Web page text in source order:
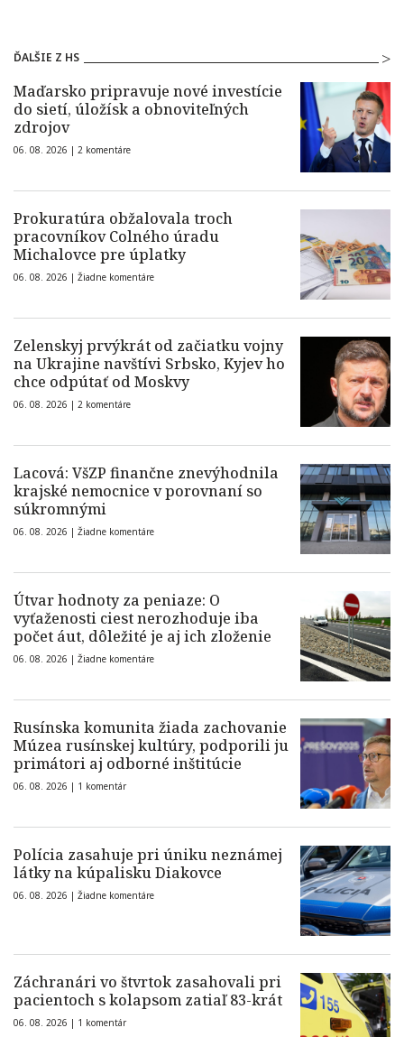
ĎALŠIE Z HS
Maďarsko pripravuje nové investície
do sietí, úložísk a obnoviteľných
zdrojov
06. 08. 2026 | 2 komentáre
Prokuratúra obžalovala troch
pracovníkov Colného úradu
Michalovce pre úplatky
06. 08. 2026 | Žiadne komentáre
Zelenskyj prvýkrát od začiatku vojny
na Ukrajine navštívi Srbsko, Kyjev ho
chce odpútať od Moskvy
06. 08. 2026 | 2 komentáre
Lacová: VšZP finančne znevýhodnila
krajské nemocnice v porovnaní so
súkromnými
06. 08. 2026 | Žiadne komentáre
Útvar hodnoty za peniaze: O
vyťaženosti ciest nerozhoduje iba
počet áut, dôležité je aj ich zloženie
06. 08. 2026 | Žiadne komentáre
Rusínska komunita žiada zachovanie
Múzea rusínskej kultúry, podporili ju
primátori aj odborné inštitúcie
06. 08. 2026 | 1 komentár
Polícia zasahuje pri úniku neznámej
látky na kúpalisku Diakovce
06. 08. 2026 | Žiadne komentáre
Záchranári vo štvrtok zasahovali pri
pacientoch s kolapsom zatiaľ 83-krát
06. 08. 2026 | 1 komentár